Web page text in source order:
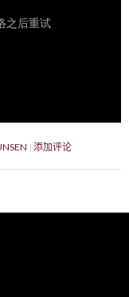
添加评论